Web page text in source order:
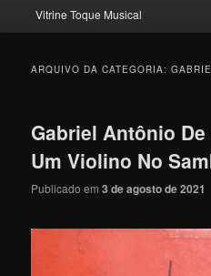
Vitrine Toque Musical
ARQUIVO DA CATEGORIA:
Gabriel Antônio
Um Violino No
Publicado em3 de agosto de 2021